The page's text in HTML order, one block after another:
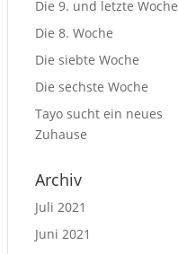
Die 9. und letzte Woche
Die 8. Woche
Die siebte Woche
Die sechste Woche
Tayo sucht ein neues
Zuhause
Archiv
Juli 2021
Juni 2021